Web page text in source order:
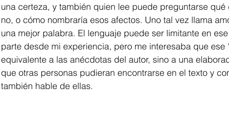
una certeza, y también quien lee puede preguntarse
no, o cómo nombraría esos afectos. Uno tal vez llama
una mejor palabra. El lenguaje puede ser limitante en
parte desde mi experiencia, pero me interesaba que ese
equivalente a las anécdotas del autor, sino a una
que otras personas pudieran encontrarse en el texto y
también hable de ellas.